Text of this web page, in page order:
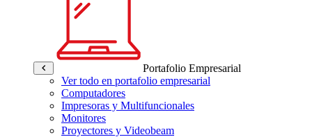
Portafolio Empresarial
Ver todo en portafolio empresarial
Computadores
Impresoras y Multifuncionales
Monitores
Proyectores y Videobeam